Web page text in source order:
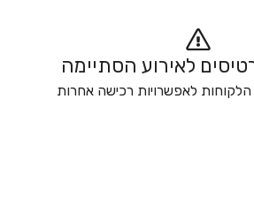
לאירוע הסתיימה
הלקוחות לאפשרויות רכישה אחרות